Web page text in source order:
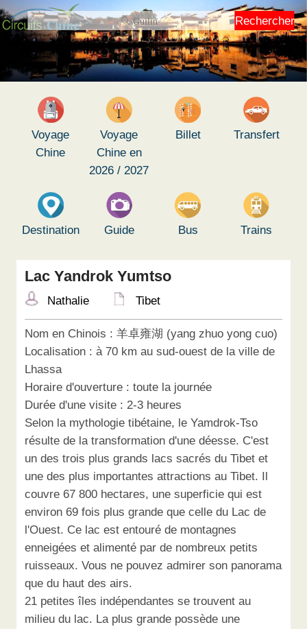
Rechercher
Voyage
Chine
Voyage
Chine en
2026 / 2027
Billet Transfert
Destination Guide Bus Trains
Lac Yandrok Yumtso
Nathalie Tibet
Nom en Chinois : 羊卓雍湖 (yang zhuo yong cuo)
Localisation : à 70 km au sud-ouest de la ville de
Lhassa
Horaire d'ouverture : toute la journée
Durée d'une visite : 2-3 heures
Selon la mythologie tibétaine, le Yamdrok-Tso
résulte de la transformation d'une déesse. C'est
un des trois plus grands lacs sacrés du Tibet et
une des plus importantes attractions au Tibet. Il
couvre 67 800 hectares, une superficie qui est
environ 69 fois plus grande que celle du Lac de
l'Ouest. Ce lac est entouré de montagnes
enneigées et alimenté par de nombreux petits
ruisseaux. Vous ne pouvez admirer son panorama
que du haut des airs.
21 petites îles indépendantes se trouvent au
milieu du lac. La plus grande possède une